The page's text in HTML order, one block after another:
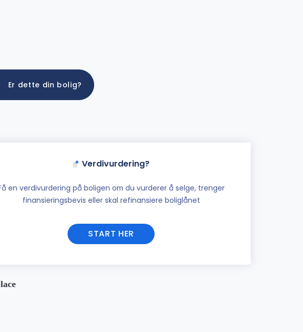
Er dette din bolig?
Verdivurdering?
en verdivurdering på boligen om du vurderer å selge, trenger
finansieringsbevis eller skal refinansiere boliglånet
START HER